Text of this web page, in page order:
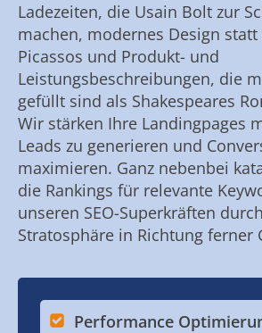
Ladezeiten, die Usain Bolt zur
machen, modernes Design
Picassos und Produkt- und
Leistungsbeschreibungen, die
gefüllt sind als Shakespeares
Wir stärken Ihre Landingpages
Leads zu generieren und
maximieren. Ganz nebenbei
die Rankings für relevante
unseren SEO-Superkräften
Stratosphäre in Richtung ferner
Performance